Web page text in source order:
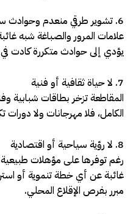
6. تشوير طرقي منعدم وحوادث سير متكررة
علامات المرور والصباغة شبه
يؤدي إلى حوادث متكررة كادت في
7. لا حياة ثقافية أو فنية
المقاطعة تزخر بطاقات شبابية
الكامل، فلا مهرجانات ولا
8. لا رؤية سياحية أو اقتصادية
رغم توفرها على مؤهلات
غائبة عن أي خطة تنموية أو
مبرر بفرص الإقلاع المحلي.